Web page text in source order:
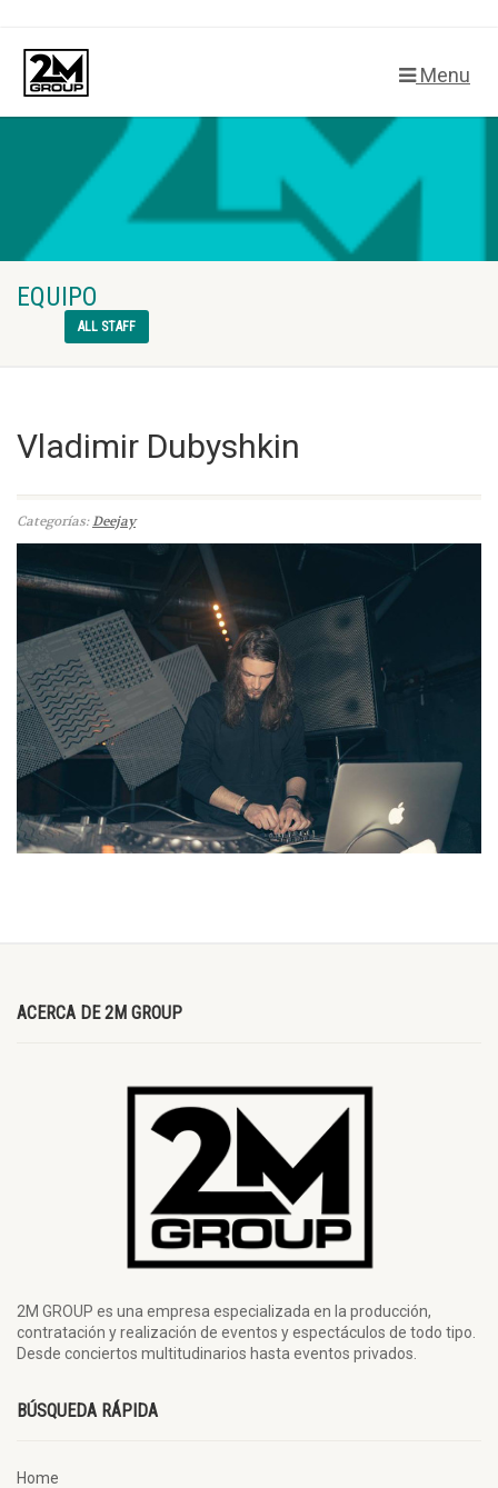
Menu
EQUIPO
ALL STAFF
Vladimir Dubyshkin
Categorías:Deejay
ACERCA DE 2M GROUP
2M GROUP es una empresa especializada en la producción,
contratación y realización de eventos y espectáculos de todo tipo.
Desde conciertos multitudinarios hasta eventos privados.
BÚSQUEDA RÁPIDA
Home